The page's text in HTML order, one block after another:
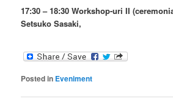
17:30 – 18:30 Workshop-uri II
Setsuko Sasaki,
Posted in Eveniment